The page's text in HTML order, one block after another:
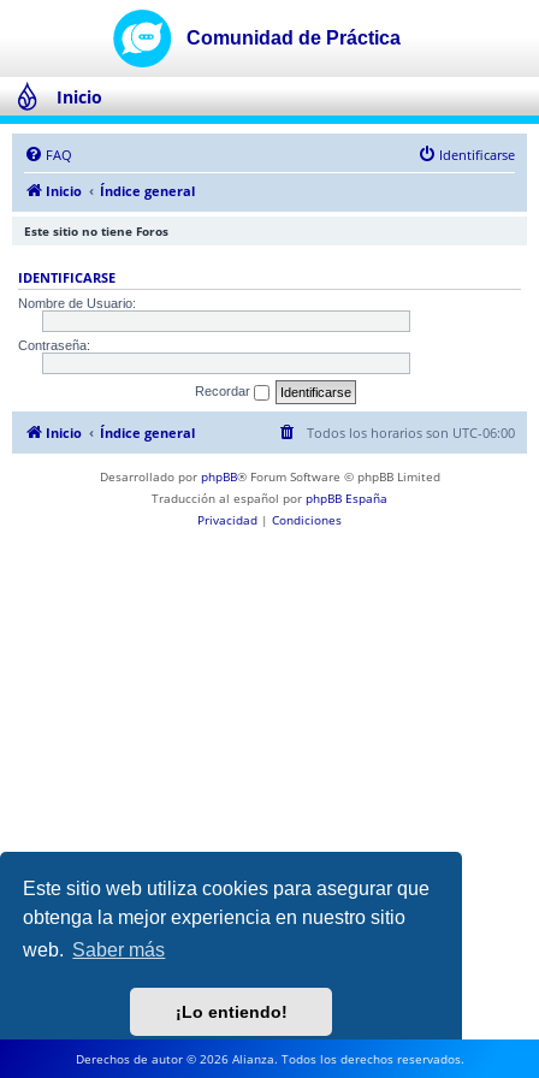
Este sitio web utiliza cookies para asegurar que
obtenga la mejor experiencia en nuestro sitio
web. Saber más
¡Lo entiendo!
Inicio
FAQ
Identificarse
Inicio
Índice general
Este sitio no tiene Foros
IDENTIFICARSE
Nombre de Usuario:
Contraseña:
Recordar
Inicio Índice general Todos los horarios son UTC-06:00
Desarrollado por phpBB® Forum Software © phpBB Limited
Traducción al español por phpBB España
Privacidad | Condiciones
Derechos de autor © 2026 Alianza. Todos los derechos reservados.